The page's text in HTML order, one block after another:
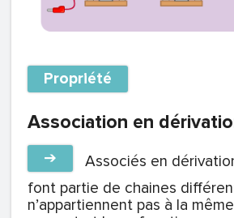
Propriété
Association en
➔
Associés en
font partie de chaines
n’appartiennent pas à la